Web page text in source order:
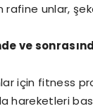
unlar,
ve
için fitness
hareketleri